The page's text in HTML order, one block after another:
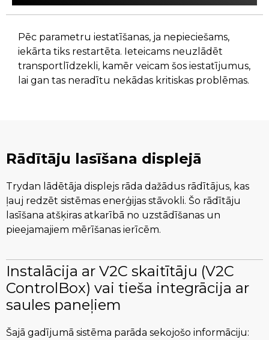
Pēc parametru iestatīšanas, ja nepieciešams,
iekārta tiks restartēta. Ieteicams neuzlādēt
transportlīdzekli, kamēr veicam šos iestatījumus,
lai gan tas neradītu nekādas kritiskas problēmas.
Rādītāju lasīšana displejā
Trydan lādētāja displejs rāda dažādus rādītājus, kas
ļauj redzēt sistēmas enerģijas stāvokli. Šo rādītāju
lasīšana atšķiras atkarībā no uzstādīšanas un
pieejamajiem mērīšanas ierīcēm.
Instalācija ar V2C skaitītāju (V2C
ControlBox) vai tieša integrācija ar
saules paneļiem
Šajā gadījumā sistēma parāda sekojošo informāciju: